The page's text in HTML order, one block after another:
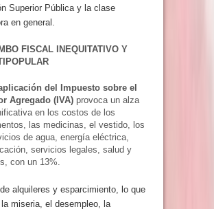
Superior Pública y la clase
en general.
FISCAL INEQUITATIVO Y
del Impuesto sobre el
Agregado (IVA) provoca un alza
en los costos de los
las medicinas, el vestido, los
de agua, energía eléctrica,
servicios legales, salud y
con un 13%.
alquileres y esparcimiento, lo que
miseria, el desempleo, la